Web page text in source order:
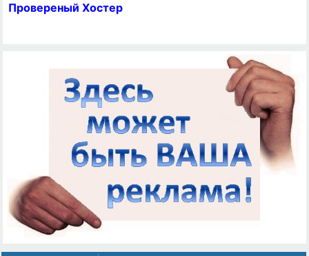
Провереный Хостер